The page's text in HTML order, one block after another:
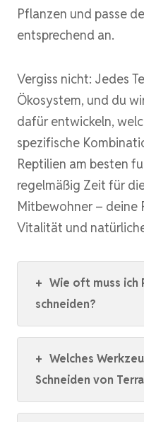
Pflanzen und passe
entsprechend an.
Vergiss nicht: Jedes
Ökosystem, und du
dafür entwickeln,
spezifische
Reptilien am besten
regelmäßig Zeit für
Mitbewohner – deine
Vitalität und
+ Wie oft muss ich
schneiden?
+ Welches
Schneiden von